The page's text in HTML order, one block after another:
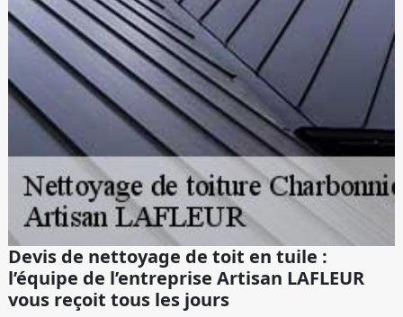
Devis de nettoyage de toit en tuile :
l’équipe de l’entreprise Artisan LAFLEUR
vous reçoit tous les jours